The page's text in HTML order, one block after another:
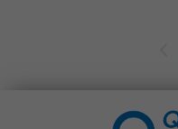
卓健eShop